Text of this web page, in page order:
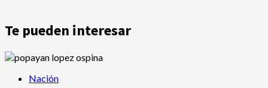
Te pueden interesar
Nación